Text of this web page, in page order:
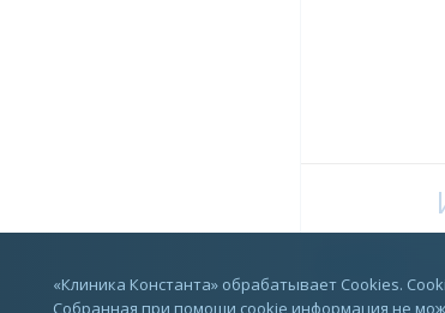
«Клиника Константа» обрабатывает Cookies.
Собранная при помощи cookie информация не